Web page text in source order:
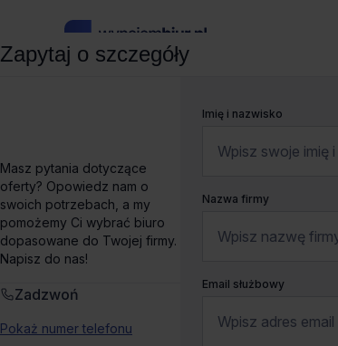
Biuro do
Al Grunwaldzka 50, Gdańsk, Wrzeszcz
Liczne udogodnienia Dogodny dojazd
Zapytaj o szczegóły
Masz pytania dotyczące
oferty? Opowiedz nam o
swoich potrzebach, a my
pomożemy Ci wybrać biuro
dopasowane do Twojej firmy.
Napisz do nas!
Zadzwoń
Pokaż numer telefonu
Imię i nazwisko
Nazwa firmy
Email służbowy